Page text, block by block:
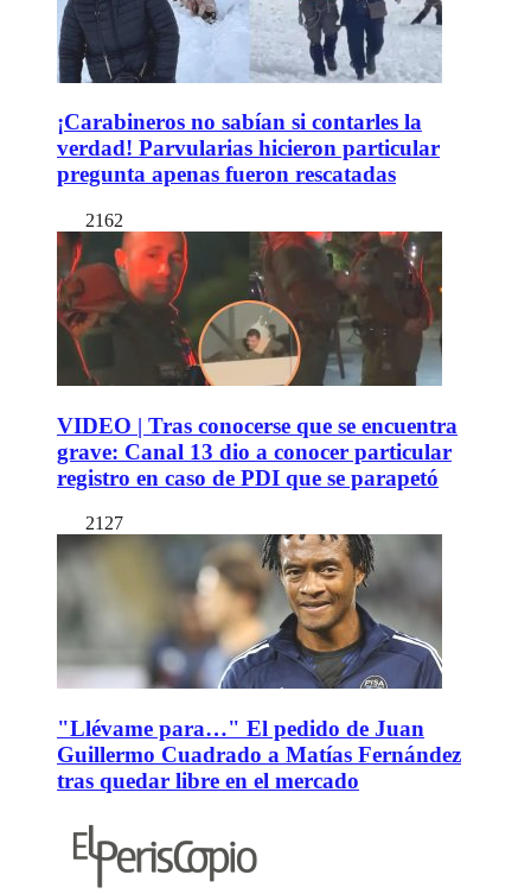
¡Carabineros no sabían si contarles la
verdad! Parvularias hicieron particular
pregunta apenas fueron rescatadas
2162
VIDEO | Tras conocerse que se encuentra
grave: Canal 13 dio a conocer particular
registro en caso de PDI que se parapetó
2127
"Llévame para…" El pedido de Juan
Guillermo Cuadrado a Matías Fernández
tras quedar libre en el mercado